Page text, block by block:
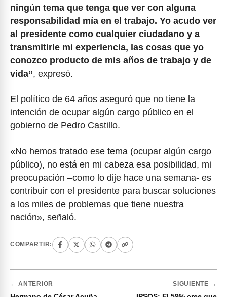
ningún tema que tenga que ver con alguna
responsabilidad mía en el trabajo. Yo acudo ver
al presidente como cualquier ciudadano y a
transmitirle mi experiencia, las cosas que yo
conozco producto de mis años de trabajo y de
vida”, expresó.
El político de 64 años aseguró que no tiene la
intención de ocupar algún cargo público en el
gobierno de Pedro Castillo.
«No hemos tratado ese tema (ocupar algún cargo
público), no está en mi cabeza esa posibilidad, mi
preocupación –como lo dije hace una semana- es
contribuir con el presidente para buscar soluciones
a los miles de problemas que tiene nuestra
nación», señaló.
COMPARTIR:
← ANTERIOR SIGUIENTE →